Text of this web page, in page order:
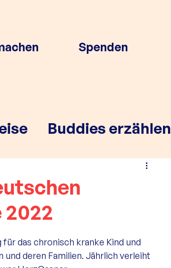
Spenden
Buddies erzählen
das chronisch kranke Kind und
deren Familien. Jährlich verleiht